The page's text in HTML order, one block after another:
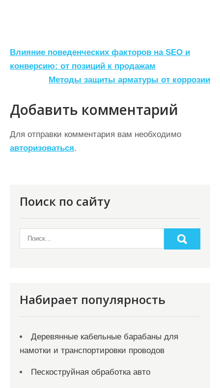
Н
а
и
г
а
ц
Влияние поведенческих факторов на SEO и
конверсию: от позиций к продажам
Методы защиты арматуры от коррозии
Добавить комментарий
Для отправки комментария вам необходимо
авторизоваться.
Поиск по сайту
Набирает популярность
Деревянные кабельные барабаны для
намотки и транспортировки проводов
Пескоструйная обработка авто